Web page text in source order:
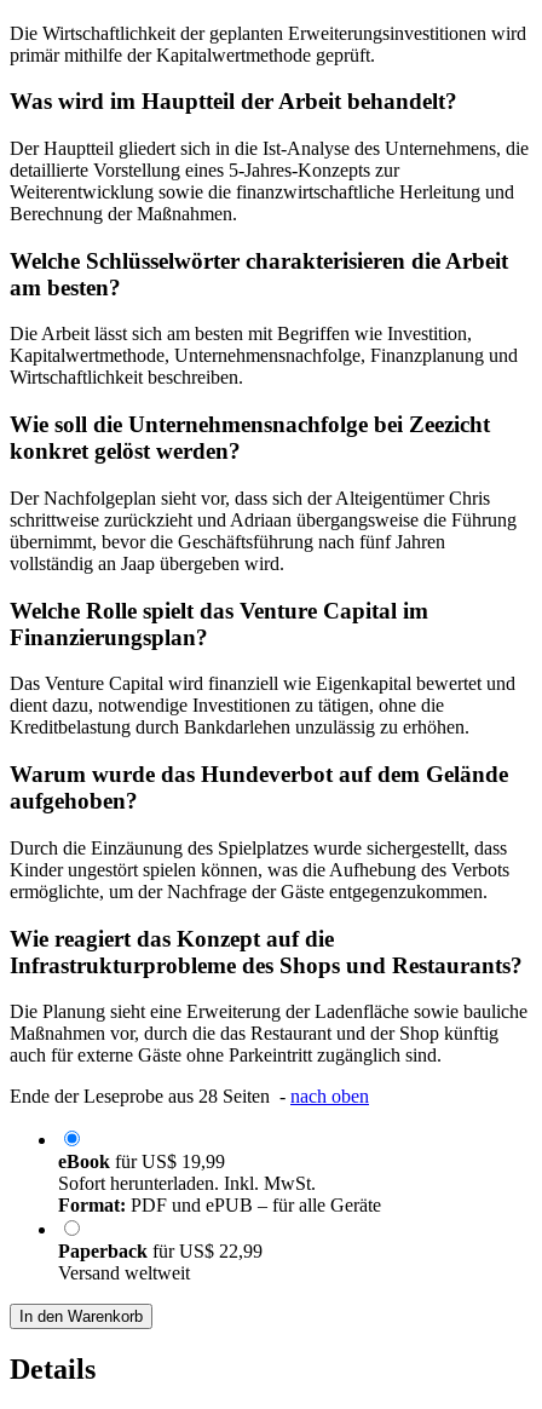
Die Wirtschaftlichkeit der geplanten Erweiterungsinvestitionen wird
primär mithilfe der Kapitalwertmethode geprüft.
Was wird im Hauptteil der Arbeit behandelt?
Der Hauptteil gliedert sich in die Ist-Analyse des Unternehmens, die
detaillierte Vorstellung eines 5-Jahres-Konzepts zur
Weiterentwicklung sowie die finanzwirtschaftliche Herleitung und
Berechnung der Maßnahmen.
Welche Schlüsselwörter charakterisieren die Arbeit
am besten?
Die Arbeit lässt sich am besten mit Begriffen wie Investition,
Kapitalwertmethode, Unternehmensnachfolge, Finanzplanung und
Wirtschaftlichkeit beschreiben.
Wie soll die Unternehmensnachfolge bei Zeezicht
konkret gelöst werden?
Der Nachfolgeplan sieht vor, dass sich der Alteigentümer Chris
schrittweise zurückzieht und Adriaan übergangsweise die Führung
übernimmt, bevor die Geschäftsführung nach fünf Jahren
vollständig an Jaap übergeben wird.
Welche Rolle spielt das Venture Capital im
Finanzierungsplan?
Das Venture Capital wird finanziell wie Eigenkapital bewertet und
dient dazu, notwendige Investitionen zu tätigen, ohne die
Kreditbelastung durch Bankdarlehen unzulässig zu erhöhen.
Warum wurde das Hundeverbot auf dem Gelände
aufgehoben?
Durch die Einzäunung des Spielplatzes wurde sichergestellt, dass
Kinder ungestört spielen können, was die Aufhebung des Verbots
ermöglichte, um der Nachfrage der Gäste entgegenzukommen.
Wie reagiert das Konzept auf die
Infrastrukturprobleme des Shops und Restaurants?
Die Planung sieht eine Erweiterung der Ladenfläche sowie bauliche
Maßnahmen vor, durch die das Restaurant und der Shop künftig
auch für externe Gäste ohne Parkeintritt zugänglich sind.
Ende der Leseprobe aus 28 Seiten - nach oben
eBook fürUS$ 19,99
Sofort herunterladen. Inkl. MwSt.
Format: PDF und ePUB – für alle Geräte
Paperback fürUS$ 22,99
Versand weltweit
In den Warenkorb
Details